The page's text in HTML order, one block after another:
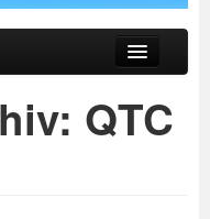
QTC